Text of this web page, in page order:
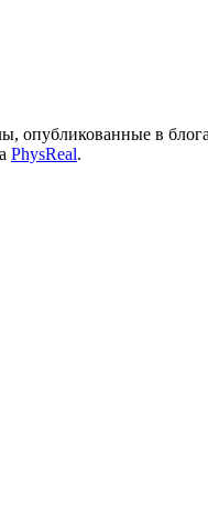
опубликованные в
PhysReal.